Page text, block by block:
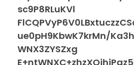
sc9P8RLuKVl
ue0pH9KbwK7krMn/
WNX3ZYSZxg